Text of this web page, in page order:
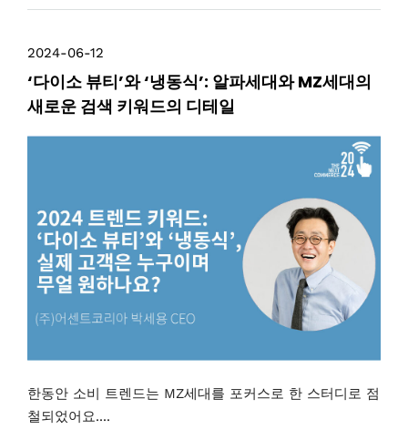
2024-06-12
‘다이소 뷰티’와 ‘냉동식’: 알파세대와 MZ세대의
새로운 검색 키워드의 디테일
한동안 소비 트렌드는 MZ세대를 포커스로 한 스터디로 점
철되었어요....